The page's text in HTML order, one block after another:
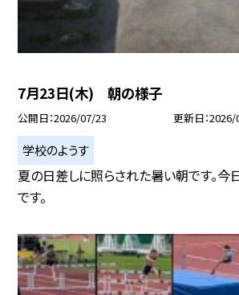
7月23日(木) 朝の様子
公開日 2026/07/23 更新日 2026/
学校のようす
夏の日差しに照らされた暑い朝です。
です。